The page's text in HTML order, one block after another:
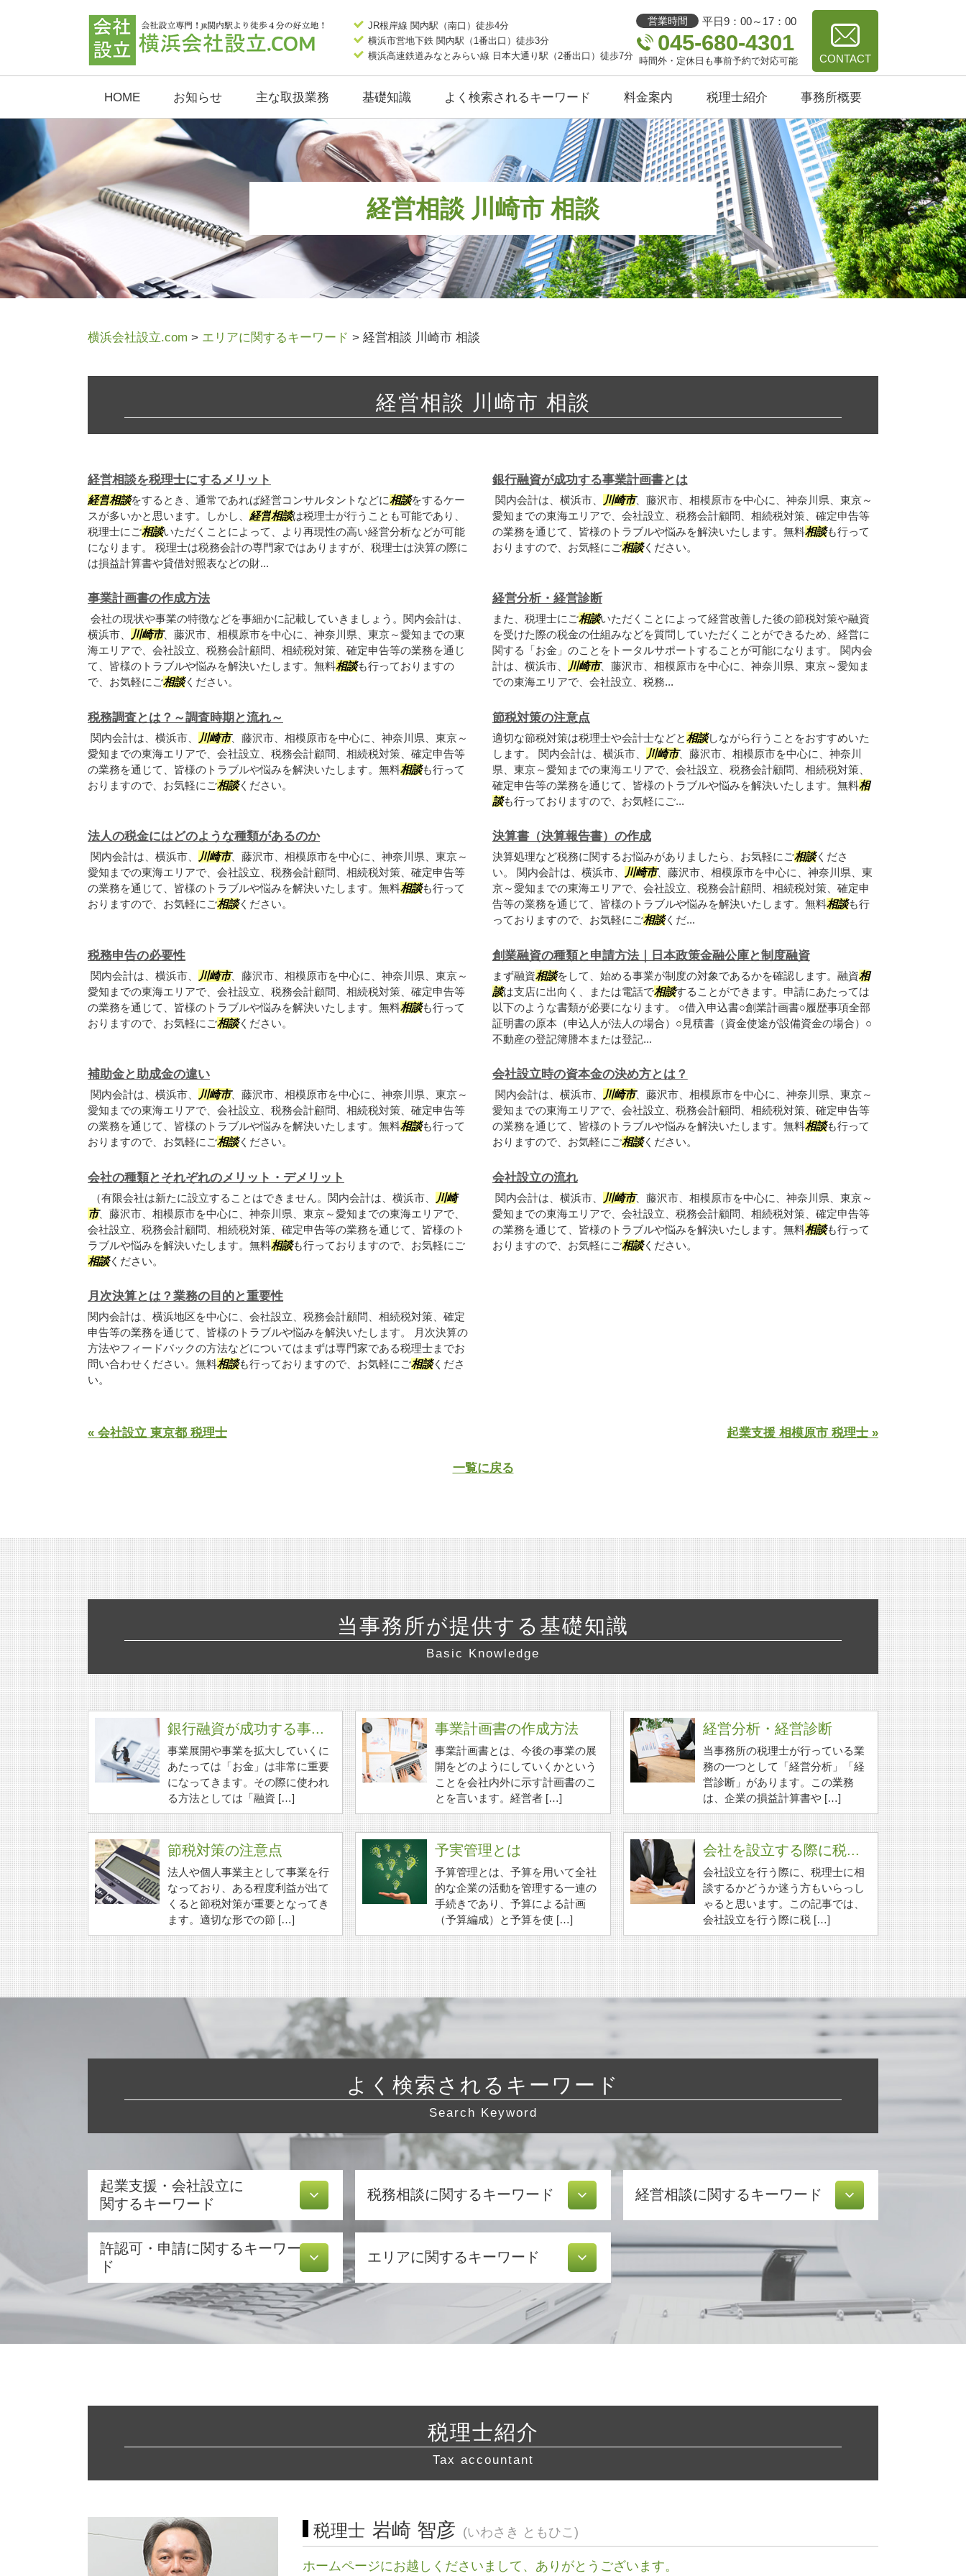
経営相談 川崎市 相談
JR根岸線 関内駅（南口）徒歩4分
横浜市営地下鉄 関内駅（1番出口）徒歩3分
横浜高速鉄道みなとみらい線 日本大通り駅（2番出口）徒歩7分
営業時間 平日9：00～17：00
045-680-4301
時間外・定休日も事前予約で対応可能 CONTACT
HOME お知らせ 主な取扱業務 基礎知識 よく検索されるキーワード 料金案内 税理士紹介 事務所概要
横浜会社設立.com > エリアに関するキーワード > 経営相談 川崎市 相談
経営相談 川崎市 相談
経営相談を税理士にするメリット
経営相談をするとき、通常であれば経営コンサルタントなどに相談をするケー
スが多いかと思います。しかし、 経営相談は税理士が行うことも可能であり、
税理士にご相談いただくことによって、より再現性の高い経営分析などが可能
になります。 税理士は税務会計の専門家ではありますが、税理士は決算の際に
は損益計算書や貸借対照表などの財...
銀行融資が成功する事業計画書とは
関内会計は、横浜市、 川崎市、藤沢市、相模原市を中心に、神奈川県、東京～
愛知までの東海エリアで、会社設立、税務会計顧問、相続税対策、確定申告等
の業務を通じて、皆様のトラブルや悩みを解決いたします。無料相談も行って
おりますので、お気軽にご相談ください。
事業計画書の作成方法
会社の現状や事業の特徴などを事細かに記載していきましょう。関内会計は、
横浜市、
川崎市、藤沢市、相模原市を中心に、神奈川県、東京～愛知までの東
海エリアで、会社設立、税務会計顧問、相続税対策、確定申告等の業務を通じ
て、皆様のトラブルや悩みを解決いたします。無料相談も行っておりますの
で、お気軽にご相談ください。
経営分析・経営診断
また、税理士にご相談いただくことによって経営改善した後の節税対策や融資
を受けた際の税金の仕組みなどを質問していただくことができるため、経営に
関する「お金」のことをトータルサポートすることが可能になります。 関内会
計は、横浜市、
川崎市、藤沢市、相模原市を中心に、神奈川県、東京～愛知ま
での東海エリアで、会社設立、税務...
税務調査とは？～調査時期と流れ～
関内会計は、横浜市、 川崎市、藤沢市、相模原市を中心に、神奈川県、東京～
愛知までの東海エリアで、会社設立、税務会計顧問、相続税対策、確定申告等
の業務を通じて、皆様のトラブルや悩みを解決いたします。無料相談も行って
おりますので、お気軽にご相談ください。
節税対策の注意点
適切な節税対策は税理士や会計士などと相談しながら行うことをおすすめいた
します。 関内会計は、横浜市、
川崎市、藤沢市、相模原市を中心に、神奈川
県、東京～愛知までの東海エリアで、会社設立、税務会計顧問、相続税対策、
確定申告等の業務を通じて、皆様のトラブルや悩みを解決いたします。無料相
談も行っておりますので、お気軽にご...
法人の税金にはどのような種類があるのか
関内会計は、横浜市、 川崎市、藤沢市、相模原市を中心に、神奈川県、東京～
愛知までの東海エリアで、会社設立、税務会計顧問、相続税対策、確定申告等
の業務を通じて、皆様のトラブルや悩みを解決いたします。無料相談も行って
おりますので、お気軽にご相談ください。
決算書（決算報告書）の作成
決算処理など税務に関するお悩みがありましたら、お気軽にご相談くださ
い。 関内会計は、横浜市、
川崎市、藤沢市、相模原市を中心に、神奈川県、東
京～愛知までの東海エリアで、会社設立、税務会計顧問、相続税対策、確定申
告等の業務を通じて、皆様のトラブルや悩みを解決いたします。無料相談も行
っておりますので、お気軽にご相談くだ...
税務申告の必要性
関内会計は、横浜市、 川崎市、藤沢市、相模原市を中心に、神奈川県、東京～
愛知までの東海エリアで、会社設立、税務会計顧問、相続税対策、確定申告等
の業務を通じて、皆様のトラブルや悩みを解決いたします。無料相談も行って
おりますので、お気軽にご相談ください。
創業融資の種類と申請方法｜日本政策金融公庫と制度融資
まず融資相談をして、始める事業が制度の対象であるかを確認します。融資相
談は支店に出向く、または電話で相談することができます。申請にあたっては
以下のような書類が必要になります。 ○借入申込書○創業計画書○履歴事項全部
証明書の原本（申込人が法人の場合）○見積書（資金使途が設備資金の場合）○
不動産の登記簿謄本または登記...
補助金と助成金の違い
関内会計は、横浜市、 川崎市、藤沢市、相模原市を中心に、神奈川県、東京～
愛知までの東海エリアで、会社設立、税務会計顧問、相続税対策、確定申告等
の業務を通じて、皆様のトラブルや悩みを解決いたします。無料相談も行って
おりますので、お気軽にご相談ください。
会社設立時の資本金の決め方とは？
関内会計は、横浜市、 川崎市、藤沢市、相模原市を中心に、神奈川県、東京～
愛知までの東海エリアで、会社設立、税務会計顧問、相続税対策、確定申告等
の業務を通じて、皆様のトラブルや悩みを解決いたします。無料相談も行って
おりますので、お気軽にご相談ください。
会社の種類とそれぞれのメリット・デメリット
（有限会社は新たに設立することはできません。関内会計は、横浜市、
川崎
市、藤沢市、相模原市を中心に、神奈川県、東京～愛知までの東海エリアで、
会社設立、税務会計顧問、相続税対策、確定申告等の業務を通じて、皆様のト
ラブルや悩みを解決いたします。無料相談も行っておりますので、お気軽にご
相談ください。
会社設立の流れ
関内会計は、横浜市、 川崎市、藤沢市、相模原市を中心に、神奈川県、東京～
愛知までの東海エリアで、会社設立、税務会計顧問、相続税対策、確定申告等
の業務を通じて、皆様のトラブルや悩みを解決いたします。無料相談も行って
おりますので、お気軽にご相談ください。
月次決算とは？業務の目的と重要性
関内会計は、横浜地区を中心に、会社設立、税務会計顧問、相続税対策、確定
申告等の業務を通じて、皆様のトラブルや悩みを解決いたします。 月次決算の
方法やフィードバックの方法などについてはまずは専門家である税理士までお
問い合わせください。無料相談も行っておりますので、お気軽にご相談くださ
い。
« 会社設立 東京都 税理士 起業支援 相模原市 税理士 »
一覧に戻る
当事務所が提供する基礎知識
Basic Knowledge
銀行融資が成功する事...
事業展開や事業を拡大していくに
あたっては「お金」は非常に重要
になってきます。その際に使われ
る方法としては「融資 […]
事業計画書の作成方法
事業計画書とは、今後の事業の展
開をどのようにしていくかという
ことを会社内外に示す計画書のこ
とを言います。経営者 […]
経営分析・経営診断
当事務所の税理士が行っている業
務の一つとして「経営分析」「経
営診断」があります。この業務
は、企業の損益計算書や […]
節税対策の注意点
法人や個人事業主として事業を行
なっており、ある程度利益が出て
くると節税対策が重要となってき
ます。適切な形での節 […]
予実管理とは
予算管理とは、予算を用いて全社
的な企業の活動を管理する一連の
手続きであり、予算による計画
（予算編成）と予算を使 […]
会社を設立する際に税...
会社設立を行う際に、税理士に相
談するかどうか迷う方もいらっし
ゃると思います。この記事では、
会社設立を行う際に税 […]
よく検索されるキーワード
Search Keyword
起業支援・会社設立に
関するキーワード
会社設立 費用 経費
株式会社 定款
会社 資本金
会社設立 流れ
株式会社設立 流れ
補助金 交付申請書
募集 設立
相対的 記載 事項
税務相談に関するキーワード
確定申告書 作成
税理士 顧問 契約
税務調査 事前通知
青色申告 決算書 書き方
延滞税 計算
電子帳簿保存法 要件
節税 対策
財務諸表 分析
経営相談に関するキーワード
資本 提携
業務 提携
早期 経営改善 計画
リスク 対策
リスクマネジメント 分析 手法
経営革新等支援機関 申請
許認可・申請に関するキーワー
ド
食品衛生責任者 資格
介護事業 許認可
介護サービス事業
許認可 取得
許認可 申請
許認可 とは
不動産業 免許
許認可 必要な業種
エリアに関するキーワード
税務相談 東京都 税理士
経営相談 相模原市 税理士 相談
税務相談 神奈川県 相談
経営相談 岐阜県 税理士
会社設立 藤沢市 税理士
許認可 相模原市 税理士 相談
税務相談 川崎市 税理士 相談
許認可 横浜市 税理士 相談
税理士紹介
Tax accountant
税理士 岩崎 智彦 (いわさき ともひこ)
ホームページにお越しくださいまして、ありがとうございます。